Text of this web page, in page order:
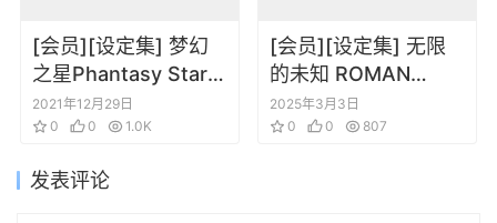
[会员][设定集] 梦幻
之星Phantasy Star
Universe – Visual
Book 01
2021年12月29日
0
0 1.0K
[会员][设定集] 无限
的未知 ROMAN
ALBUM infinite ∞
RYVIUS
2025年3月3日
0
0 807
发表评论